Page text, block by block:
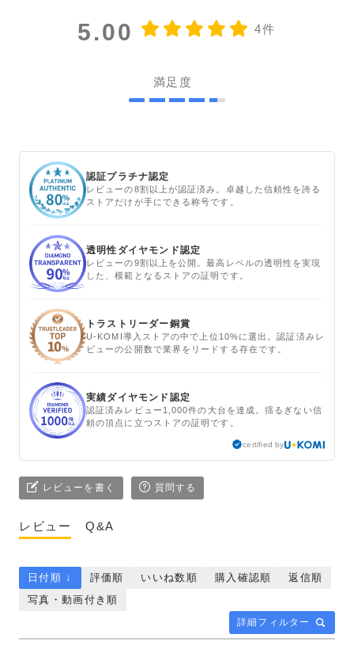
5.00 4件
満足度
認証プラチナ認定
レビューの8割以上が認証済み。卓越した信頼性を誇る
ストアだけが手にできる称号です。
透明性ダイヤモンド認定
レビューの9割以上を公開。最高レベルの透明性を実現
した、模範となるストアの証明です。
トラストリーダー銅賞
U-KOMI導入ストアの中で上位10%に選出。認証済みレ
ビューの公開数で業界をリードする存在です。
実績ダイヤモンド認定
認証済みレビュー1,000件の大台を達成。揺るぎない信
頼の頂点に立つストアの証明です。
certified by
レビューを書く 質問する
レビュー Q&A
詳細フィルター
日付順 ↓ 評価順 いいね数順 購入確認順
返信順
写真・動画付き順